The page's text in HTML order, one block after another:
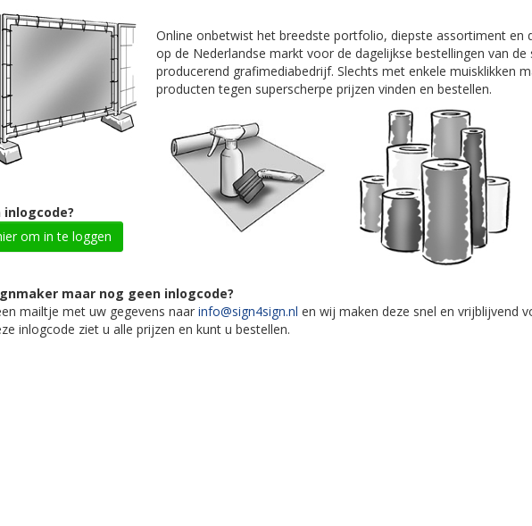
inlogcode?
om in te loggen
Online onbetwist het breedste portfolio, diepste assortiment en
op de Nederlandse markt voor de dagelijkse bestellingen van de
producerend grafimediabedrijf. Slechts met enkele muisklikken
producten tegen superscherpe prijzen vinden en bestellen.
maar nog geen inlogcode?
mailtje met uw gegevens naar info@sign4sign.nl en wij maken deze snel en vrijblijvend
inlogcode ziet u alle prijzen en kunt u bestellen.